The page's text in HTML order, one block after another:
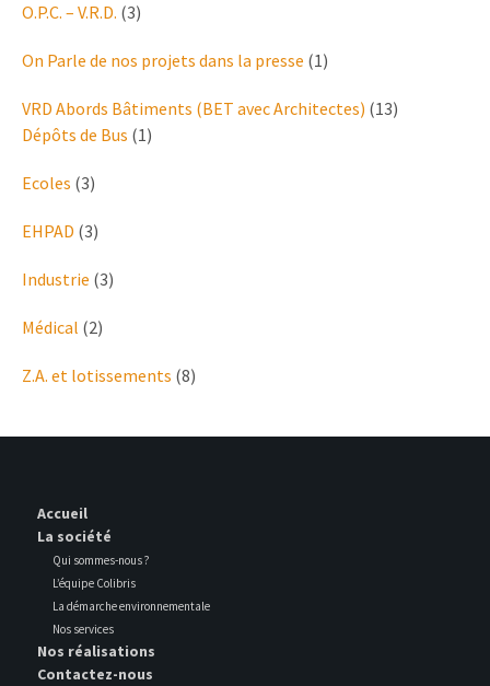
O.P.C. – V.R.D. (3)
On Parle de nos projets dans la presse (1)
VRD Abords Bâtiments (BET avec Architectes) (13)
Dépôts de Bus (1)
Ecoles (3)
EHPAD (3)
Industrie (3)
Médical (2)
Z.A. et lotissements (8)
Accueil
La société
Qui sommes-nous ?
L’équipe Colibris
La démarche environnementale
Nos services
Nos réalisations
Contactez-nous